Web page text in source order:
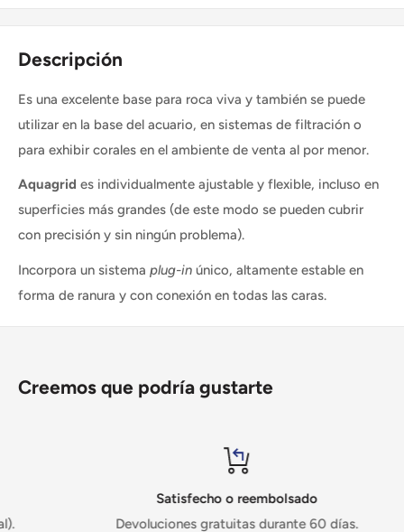
Descripción
Es una excelente base para roca viva y también se puede
utilizar en la base del acuario, en sistemas de filtración o
para exhibir corales en el ambiente de venta al por menor.
Aquagrid es individualmente ajustable y flexible, incluso en
superficies más grandes (de este modo se pueden cubrir
con precisión y sin ningún problema).
Incorpora un sistema plug-in único, altamente estable en
forma de ranura y con conexión en todas las caras.
Creemos que podría gustarte
Satisfecho o reembolsado
Devoluciones gratuitas durante 60 días.